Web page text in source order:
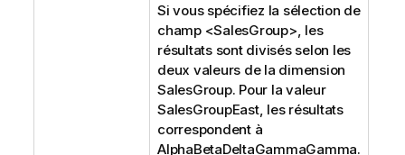
Si vous spécifiez la sélection de
champ <SalesGroup>, les
résultats sont divisés selon les
deux valeurs de la dimension
SalesGroup. Pour la valeur
SalesGroupEast, les résultats
correspondent à
AlphaBetaDeltaGammaGamma.